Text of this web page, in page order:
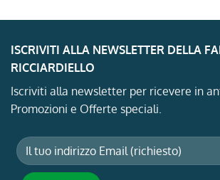
ISCRIVITI ALLA NEWSLETTER DELLA
RICCIARDIELLO
Iscriviti alla newsletter per ricevere in
Promozioni e Offerte speciali.